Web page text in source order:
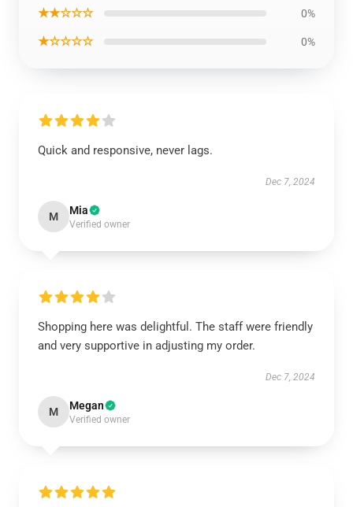
★★☆☆☆ 0%
★☆☆☆☆ 0%
Quick and responsive, never lags.
Dec 7, 2024
M Mia
Verified owner
Shopping here was delightful. The staff were friendly
and very supportive in adjusting my order.
Dec 7, 2024
M Megan
Verified owner